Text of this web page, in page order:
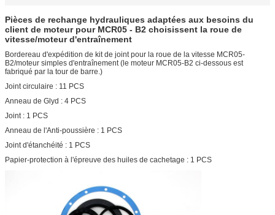
Pièces de rechange hydrauliques adaptées aux besoins du
client de moteur pour MCR05 - B2 choisissent la roue de
vitesse/moteur d'entraînement
Bordereau d'expédition de kit de joint pour la roue de la vitesse MCR05-
B2/moteur simples d'entraînement (le moteur MCR05-B2 ci-dessous est
fabriqué par la tour de barre.)
Joint circulaire : 11 PCS
Anneau de Glyd : 4 PCS
Joint : 1 PCS
Anneau de l'Anti-poussière : 1 PCS
Joint d'étanchéité : 1 PCS
Papier-protection à l'épreuve des huiles de cachetage : 1 PCS